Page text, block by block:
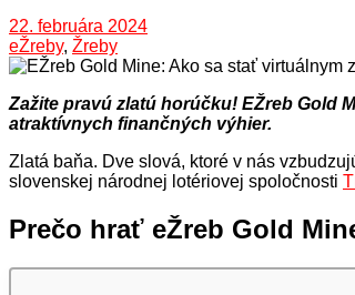
22. februára 2024
eŽreby, Žreby
Zažite pravú zlatú horúčku! EŽreb Gold
atraktívnych finančných výhier.
Zlatá baňa. Dve slová, ktoré v nás
slovenskej národnej lotériovej spoločnosti
Prečo hrať eŽreb Gold